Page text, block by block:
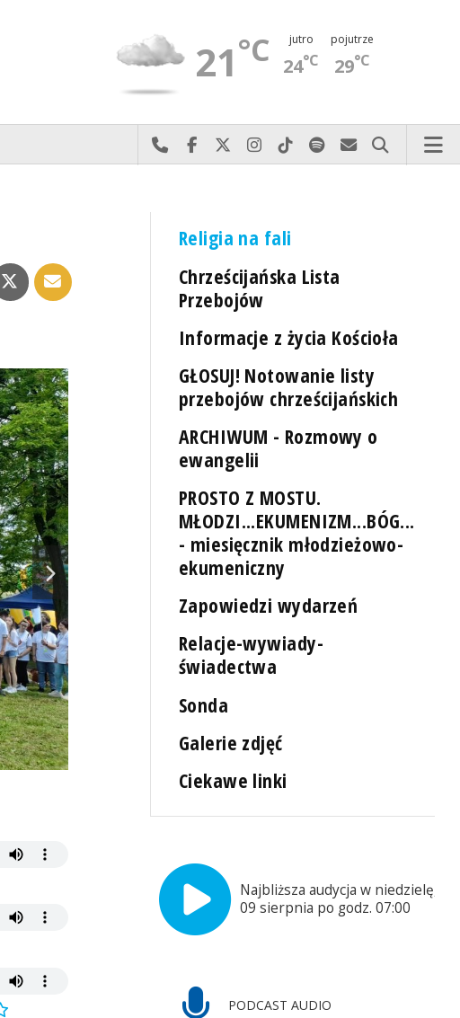
21°C jutro
24°C
pojutrze
29°C
Najlepiej po prostu do nas zadzwoń
Odwiedź nas na Facebook-u
Odwiedź nas na X
Odwiedź nas na Instagram-ie
Odwiedź nas na TikTok-u
Szukaj nas na Spotify
Wyślij do nas
Szukaj
Fot. Archiwum prywatne
Religia na fali
Chrześcijańska Lista
Przebojów
Informacje z życia Kościoła
GŁOSUJ! Notowanie listy
przebojów chrześcijańskich
ARCHIWUM - Rozmowy o
ewangelii
PROSTO Z MOSTU.
MŁODZI...EKUMENIZM...BÓG...
- miesięcznik młodzieżowo-
ekumeniczny
Zapowiedzi wydarzeń
Relacje-wywiady-
świadectwa
Sonda
Galerie zdjęć
Ciekawe linki
Najbliższa audycja w niedzielę,
09 sierpnia po godz. 07:00
PODCAST AUDIO